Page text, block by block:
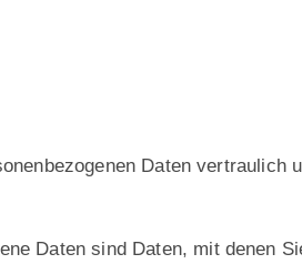
Daten vertraulich
Daten sind Daten, mit denen